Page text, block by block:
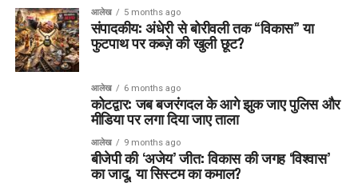
आलेख 5 months ago
संपादकीय: अंधेरी से बोरीवली तक “विकास” या
फुटपाथ पर कब्ज़े की खुली छूट?
आलेख 6 months ago
कोटद्वार: जब बजरंगदल के आगे झुक जाए पुलिस और
मीडिया पर लगा दिया जाए ताला
आलेख 9 months ago
बीजेपी की ‘अजेय’ जीत: विकास की जगह ‘विश्वास’
का जादू, या सिस्टम का कमाल?